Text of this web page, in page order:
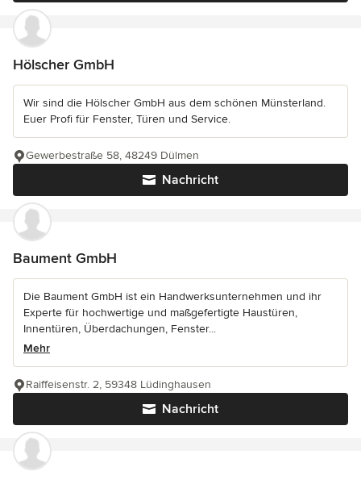
Hölscher GmbH
Wir sind die Hölscher GmbH aus dem schönen Münsterland.
Euer Profi für Fenster, Türen und Service.
Nachricht
Gewerbestraße 58, 48249 Dülmen
Baument GmbH
Die Baument GmbH ist ein Handwerksunternehmen und ihr
Experte für hochwertige und maßgefertigte Haustüren,
Innentüren, Überdachungen, Fenster...
Mehr
Nachricht
Raiffeisenstr. 2, 59348 Lüdinghausen